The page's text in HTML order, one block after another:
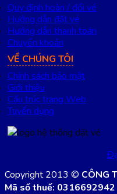
Quy định hoàn / đổi vé
Hướng dẫn đặt vé
Hướng dẫn thanh toán
Chuyển khoản
VỀ CHÚNG TÔI
Chính sách bảo mật
Giới thiệu
Cấu trúc trang Web
Tuyển dụng
Copyright 2013 © CÔNG
Mã số thuế: 0316692942